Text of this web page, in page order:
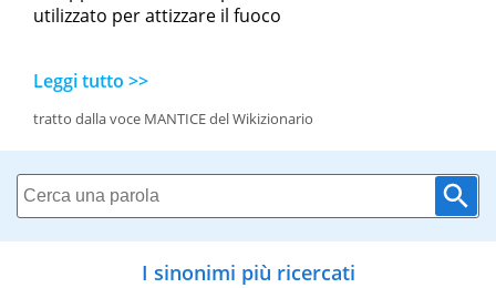
utilizzato per attizzare il fuoco
Leggi tutto >>
tratto dalla voce MANTICE del Wikizionario
I sinonimi più ricercati